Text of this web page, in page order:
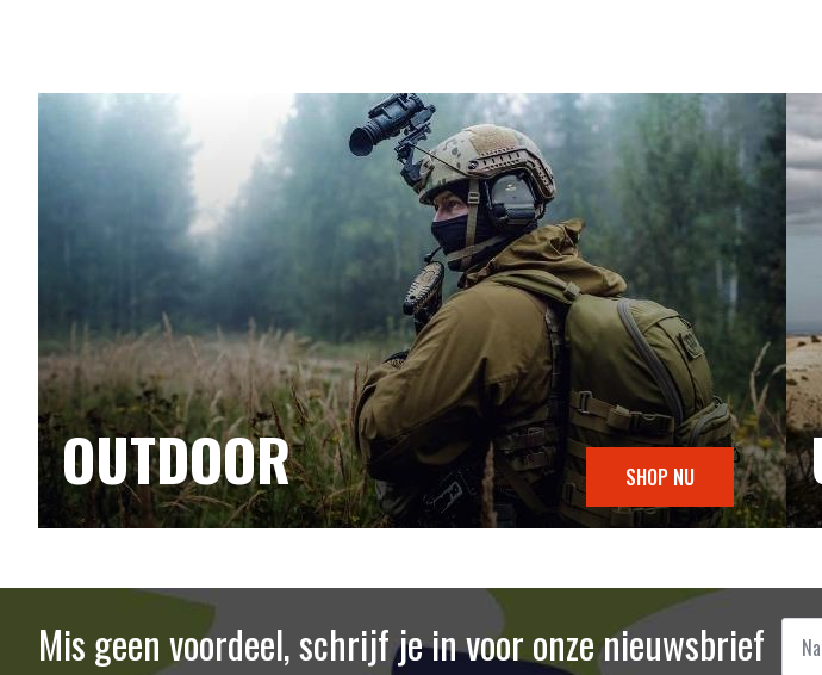
OUTDOOR SHOP NU
Mis geen voordeel, schrijf je in voor onze nieuwsbrief